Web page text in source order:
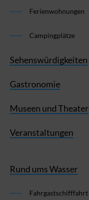
Ferienwohnungen
Campingplätze
Sehenswürdigkeiten
Gastronomie
Museen und Theater
Veranstaltungen
Rund ums Wasser
Fahrgastschifffahrt